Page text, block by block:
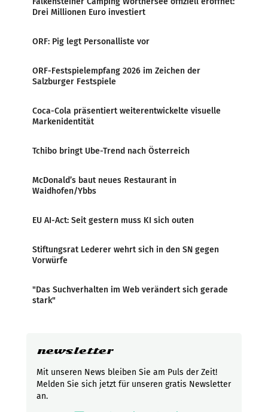
Drei Millionen Euro investiert
ORF: Pig legt Personalliste vor
ORF-Festspielempfang 2026 im Zeichen der
Salzburger Festspiele
Coca-Cola präsentiert weiterentwickelte visuelle
Markenidentität
Tchibo bringt Ube-Trend nach Österreich
McDonald’s baut neues Restaurant in
Waidhofen/Ybbs
EU AI-Act: Seit gestern muss KI sich outen
Stiftungsrat Lederer wehrt sich in den SN gegen
Vorwürfe
"Das Suchverhalten im Web verändert sich gerade
stark"
newsletter
Mit unseren News bleiben Sie am Puls der Zeit!
Melden Sie sich jetzt für unseren gratis Newsletter
an.